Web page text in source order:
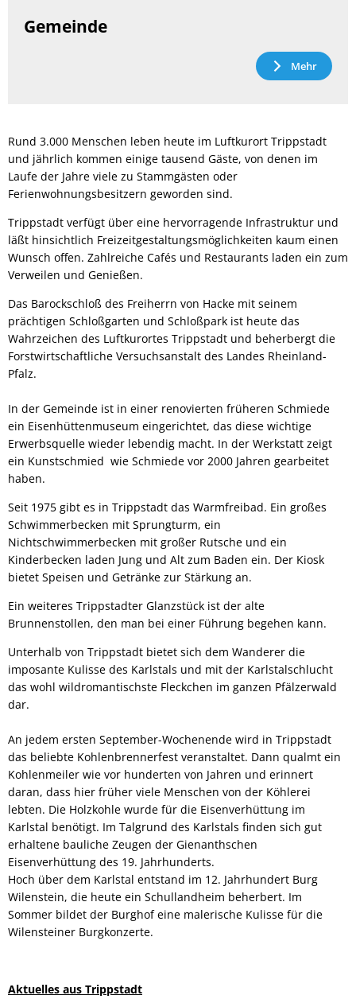
Gemeinde
Mehr
Rund 3.000 Menschen leben heute im Luftkurort Trippstadt
und jährlich kommen einige tausend Gäste, von denen im
Laufe der Jahre viele zu Stammgästen oder
Ferienwohnungsbesitzern geworden sind.
Trippstadt verfügt über eine hervorragende Infrastruktur und
läßt hinsichtlich Freizeitgestaltungsmöglichkeiten kaum einen
Wunsch offen. Zahlreiche Cafés und Restaurants laden ein zum
Verweilen und Genießen.
Das Barockschloß des Freiherrn von Hacke mit seinem
prächtigen Schloßgarten und Schloßpark ist heute das
Wahrzeichen des Luftkurortes Trippstadt und beherbergt die
Forstwirtschaftliche Versuchsanstalt des Landes Rheinland-
Pfalz.
In der Gemeinde ist in einer renovierten früheren Schmiede
ein Eisenhüttenmuseum eingerichtet, das diese wichtige
Erwerbsquelle wieder lebendig macht. In der Werkstatt zeigt
ein Kunstschmied wie Schmiede vor 2000 Jahren gearbeitet
haben.
Seit 1975 gibt es in Trippstadt das Warmfreibad. Ein großes
Schwimmerbecken mit Sprungturm, ein
Nichtschwimmerbecken mit großer Rutsche und ein
Kinderbecken laden Jung und Alt zum Baden ein. Der Kiosk
bietet Speisen und Getränke zur Stärkung an.
Ein weiteres Trippstadter Glanzstück ist der alte
Brunnenstollen, den man bei einer Führung begehen kann.
Unterhalb von Trippstadt bietet sich dem Wanderer die
imposante Kulisse des Karlstals und mit der Karlstalschlucht
das wohl wildromantischste Fleckchen im ganzen Pfälzerwald
dar.
An jedem ersten September-Wochenende wird in Trippstadt
das beliebte Kohlenbrennerfest veranstaltet. Dann qualmt ein
Kohlenmeiler wie vor hunderten von Jahren und erinnert
daran, dass hier früher viele Menschen von der Köhlerei
lebten. Die Holzkohle wurde für die Eisenverhüttung im
Karlstal benötigt. Im Talgrund des Karlstals finden sich gut
erhaltene bauliche Zeugen der Gienanthschen
Eisenverhüttung des 19. Jahrhunderts.
Hoch über dem Karlstal entstand im 12. Jahrhundert Burg
Wilenstein, die heute ein Schullandheim beherbert. Im
Sommer bildet der Burghof eine malerische Kulisse für die
Wilensteiner Burgkonzerte.
Aktuelles aus Trippstadt